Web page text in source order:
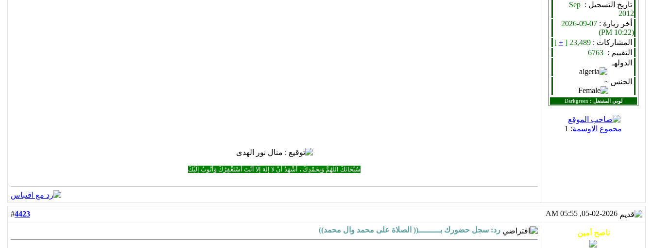
تاريخ التسجيل :Sep
2012
أخر زيارة :
07-09-2026
(10:22 PM)
المشاركات : 23,489 [
+
]
التقييم :6763
الدولهـ
الجنس ~
لوني المفضل : Darkgreen
مجموع الاوسمة: 1
سُبْحَانَكَ اللَّهُمَّ وَبِحَمْدِكَ ، أَشْهَدُ أَنْ لا إِلهَ إِلَّا أَنْتَ أَسْتَغْفِرُكَ وَأَتْوبُ إِلَيْكَ
4423
رد: سجل حضورك بـــــــــ(( الصلاة على محمد وال محمد))